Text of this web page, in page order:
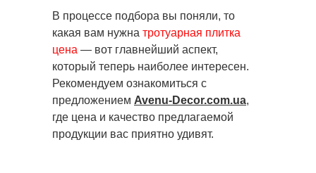
В процессе подбора вы поняли, то
какая вам нужна тротуарная плитка
цена — вот главнейший аспект,
который теперь наиболее интересен.
Рекомендуем ознакомиться с
предложением Avenu-Decor.com.ua,
где цена и качество предлагаемой
продукции вас приятно удивят.